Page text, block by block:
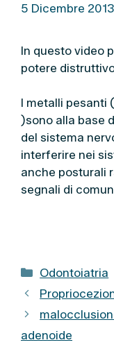
5 Dicembre 2013
In questo video
potere
I metalli pesanti
)sono alla base
del sistema
interferire nei
anche posturali
segnali di
C
a
e
g
Odontoiatria
adenoide